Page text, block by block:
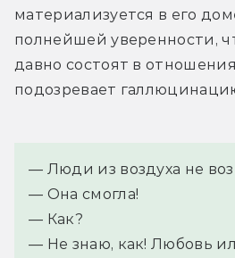
материализуется в его
полнейшей уверенности,
давно состоят в
подозревает
— Люди из воздуха не
— Она смогла!
— Как?
— Не знаю, как! Любовь